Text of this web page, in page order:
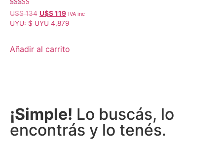
Valorado con
5.00
de 5
U$S134 U$S119 IVA inc
UYU: $ UYU 4,879
Añadir al carrito
¡Simple! Lo buscás, lo
encontrás y lo tenés.